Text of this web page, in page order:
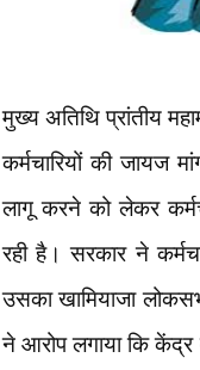
मुख्य अतिथि प्रांतीय
कर्मचारियों की जायज
लागू करने को लेकर
रही है। सरकार ने
उसका खामियाजा
ने आरोप लगाया कि